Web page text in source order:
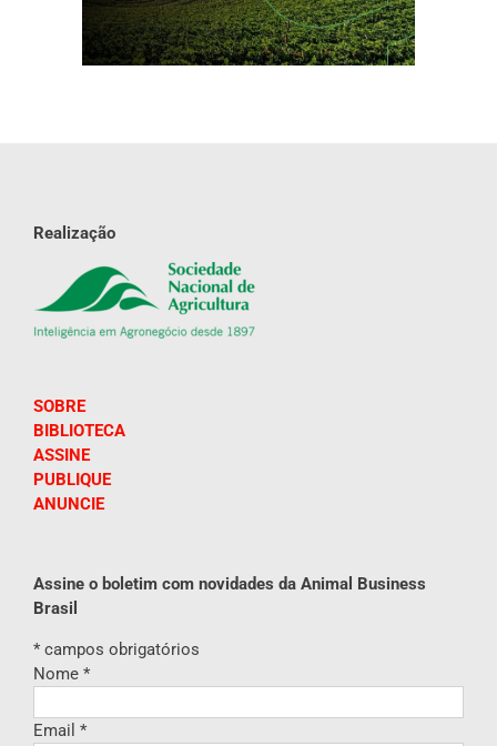
Realização
SOBRE
BIBLIOTECA
ASSINE
PUBLIQUE
ANUNCIE
Assine o boletim com novidades da Animal Business
Brasil
* campos obrigatórios
Nome *
Email *